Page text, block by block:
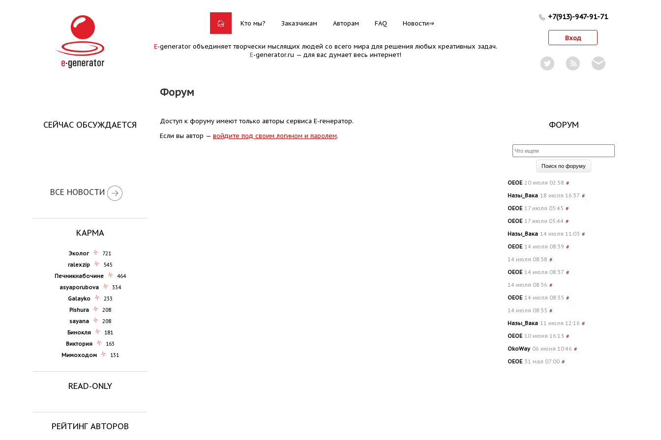
Кто мы? Заказчикам Авторам FAQ Новости
E-generator объединяет творчески мыслящих людей со всего мира для решения любых креативных задач.
E-generator.ru — для вас думает весь интернет!
+7(913)-947-91-71
Вход
Форум
СЕЙЧАС ОБСУЖДАЕТСЯ
ВСЕ НОВОСТИ
КАРМА
Эколог
721
ralexzip
545
Печникнабочине
464
asyaporubova
334
Galayko
233
Pishura
208
sayana
208
Бинокля
181
Виктория
163
Мимоходом
131
READ-ONLY
РЕЙТИНГ АВТОРОВ
Доступ к форуму имеют только авторы сервиса Е-генератор.
Если вы автор — войдите под своим логином и паролем.
ФОРУМ
OEOE 20 июля 02:58 #
Назы_Вака 18 июля 16:37 #
OEOE 17 июля 05:45 #
OEOE 17 июля 05:44 #
Назы_Вака 14 июля 11:03 #
OEOE 14 июля 08:39 #
14 июля 08:38 #
OEOE 14 июля 08:37 #
14 июля 08:36 #
OEOE 14 июля 08:35 #
14 июля 08:35 #
Назы_Вака 11 июля 12:16 #
OEOE 10 июня 16:13 #
OkoWay 06 июня 10:46 #
OEOE 31 мая 07:00 #